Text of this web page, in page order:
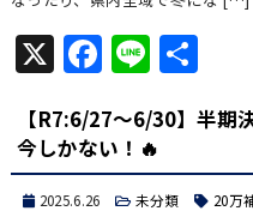
X Facebook
Line共
【R7:6/27～6/30】半期
今しかない！🔥
2025.6.26 未分類 20万